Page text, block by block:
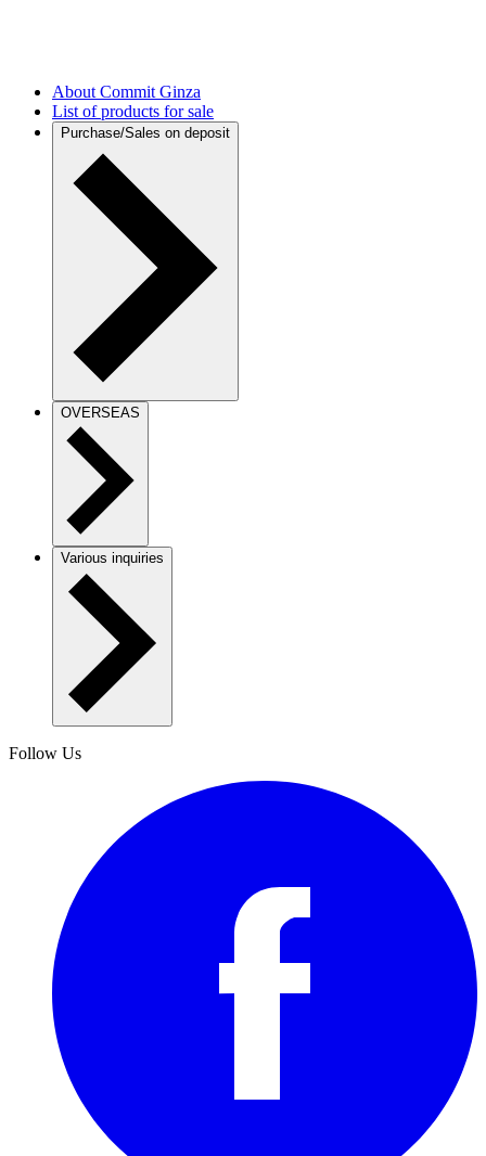
About Commit Ginza
List of products for sale
Purchase/Sales on deposit
OVERSEAS
Various inquiries
Follow Us